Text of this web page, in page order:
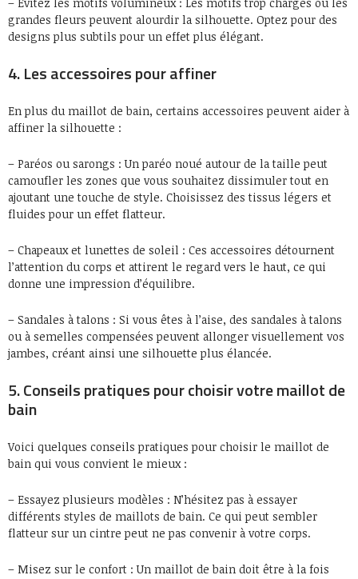
grandes fleurs peuvent alourdir la silhouette. Optez pour des
designs plus subtils pour un effet plus élégant.
4. Les accessoires pour affiner
En plus du maillot de bain, certains accessoires peuvent aider à
affiner la silhouette :
– Paréos ou sarongs : Un paréo noué autour de la taille peut
camoufler les zones que vous souhaitez dissimuler tout en
ajoutant une touche de style. Choisissez des tissus légers et
fluides pour un effet flatteur.
– Chapeaux et lunettes de soleil : Ces accessoires détournent
l’attention du corps et attirent le regard vers le haut, ce qui
donne une impression d’équilibre.
– Sandales à talons : Si vous êtes à l’aise, des sandales à talons
ou à semelles compensées peuvent allonger visuellement vos
jambes, créant ainsi une silhouette plus élancée.
5. Conseils pratiques pour choisir votre maillot de
bain
Voici quelques conseils pratiques pour choisir le maillot de
bain qui vous convient le mieux :
– Essayez plusieurs modèles : N’hésitez pas à essayer
différents styles de maillots de bain. Ce qui peut sembler
flatteur sur un cintre peut ne pas convenir à votre corps.
– Misez sur le confort : Un maillot de bain doit être à la fois